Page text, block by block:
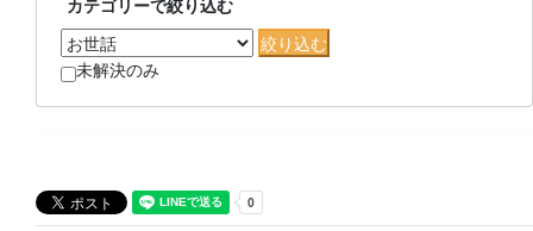
カテゴリーで絞り込む
未解決のみ